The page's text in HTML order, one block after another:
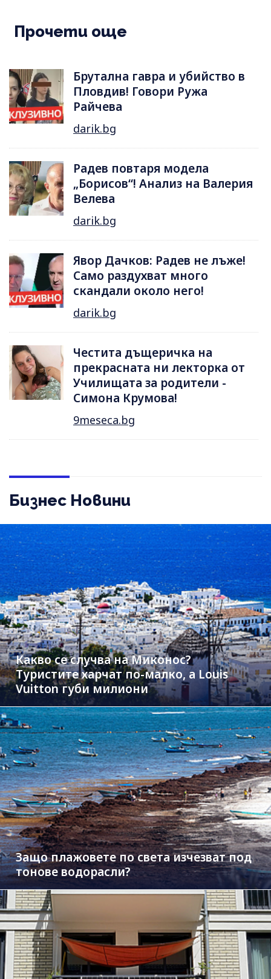
Прочети още
Брутална гавра и убийство в
Пловдив! Говори Ружа
Райчева
darik.bg
Радев повтаря модела
„Борисов“! Анализ на Валерия
Велева
darik.bg
Явор Дачков: Радев не лъже!
Само раздухват много
скандали около него!
darik.bg
Честита дъщеричка на
прекрасната ни лекторка от
Училищата за родители -
Симона Крумова!
9meseca.bg
Бизнес Новини
Какво се случва на Миконос?
Туристите харчат по-малко, а Louis
Vuitton губи милиони
Защо плажовете по света изчезват под
тонове водорасли?